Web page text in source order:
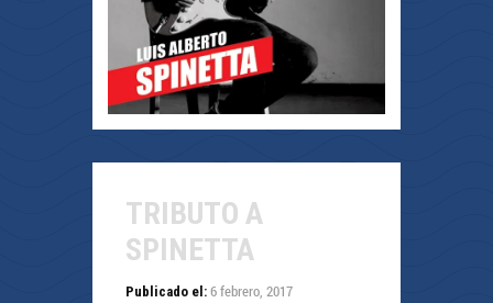
TRIBUTO A
SPINETTA
Publicado el: 6 febrero, 2017